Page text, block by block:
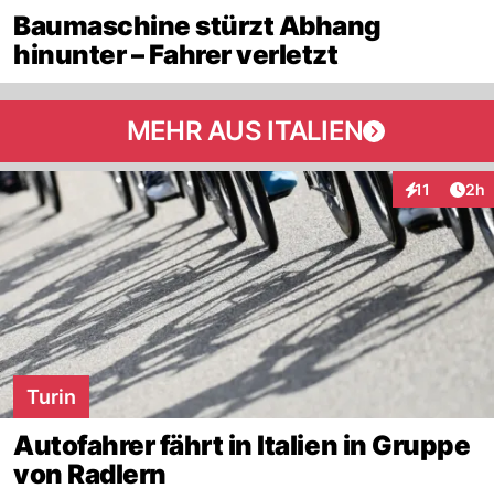
Baumaschine stürzt Abhang
hinunter – Fahrer verletzt
MEHR AUS ITALIEN
11 2h
Turin
Autofahrer fährt in Italien in Gruppe
von Radlern